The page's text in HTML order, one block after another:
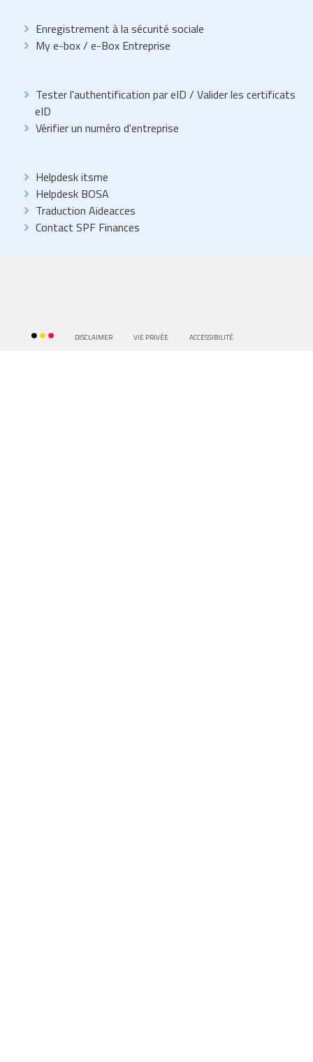
Enregistrement à la sécurité sociale
My e-box/ e-Box Entreprise
Tester l'authentification par eID / Valider les certificats
eID
Vérifier un numéro d'entreprise
Helpdesk itsme
Helpdesk BOSA
Traduction Aideacces
Contact SPF Finances
DISCLAIMER VIE PRIVÉE ACCESSIBILITÉ